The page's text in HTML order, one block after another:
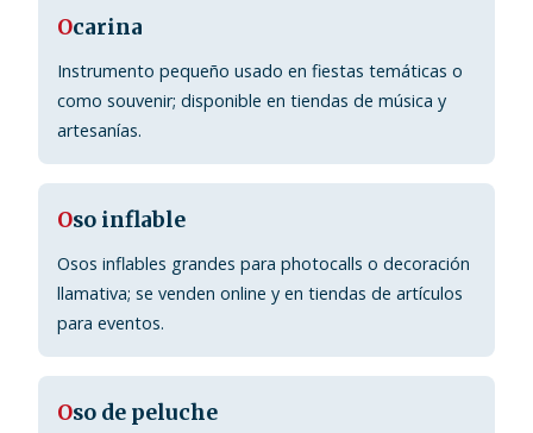
Ocarina
Instrumento pequeño usado en fiestas temáticas o
como souvenir; disponible en tiendas de música y
artesanías.
Oso inflable
Osos inflables grandes para photocalls o decoración
llamativa; se venden online y en tiendas de artículos
para eventos.
Oso de peluche